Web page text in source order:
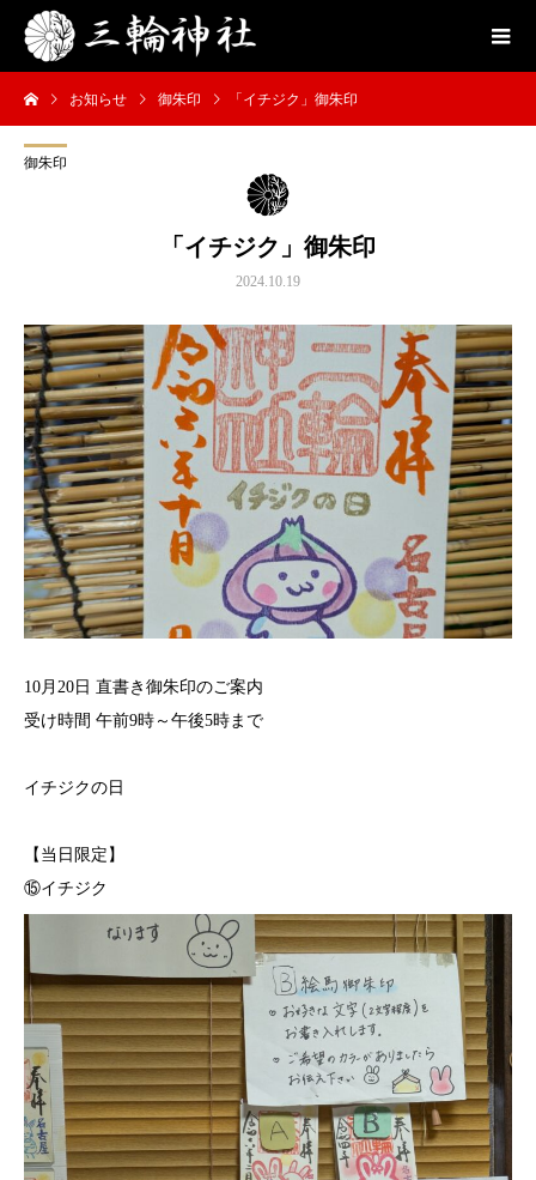
お知らせ 御朱印 「イチジク」御朱印
御朱印
「イチジク」御朱印
2024.10.19
10月20日 直書き御朱印のご案内
受け時間 午前9時～午後5時まで⁡⁡
イチジクの日
⁡【当日限定】
⑮イチジク